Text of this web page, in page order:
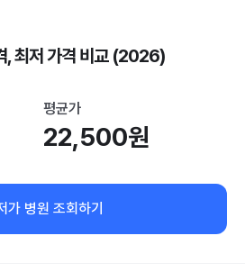
, 최저 가격 비교 (2026)
평균가
22,500원
가 병원 조회하기